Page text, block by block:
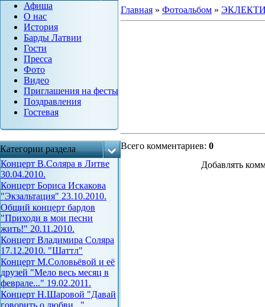
Афиша
О нас
История
Барды Латвии
Гости
Пресса
Фото
Видео
Приглашения на фесты
Поздравления
Гостевая
Категории раздела
Концерт В.Соляра в Литве
30.04.2010.
Концерт Бориса Искакова
"Экзальтация" 23.10.2010.
Общий концерт бардов
"Приходи в мои песни
жить!" 20.11.2010.
Концерт Владимира Соляра
17.12.2010. "Шаттл"
Концерт М.Соловьёвой и её
друзей "Мело весь месяц в
феврале..." 19.02.2011.
Концерт Н.Шаровой "Давай
говорить о любви..."
Главная » Фотоальбом »
Всего комментариев: 0
Добавлять